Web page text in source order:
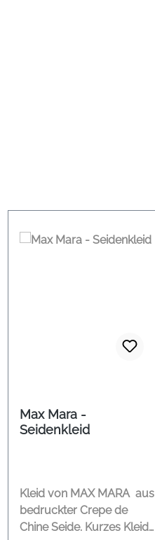
Max Mara -
Seidenkleid
Kleid von MAX MARA aus
bedruckter Crepe de
Chine Seide. Kurzes Kleid